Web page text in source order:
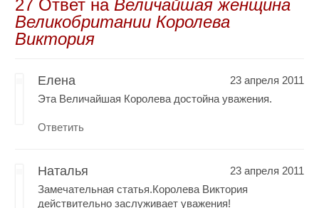
27 Oтвет на Величайшая женщина
Великобритании Королева
Виктория
Елена
23 апреля 2011
Эта Величайшая Королева достойна уважения.
Ответить
Наталья
23 апреля 2011
Замечательная статья.Королева Виктория
действительно заслуживает уважения!